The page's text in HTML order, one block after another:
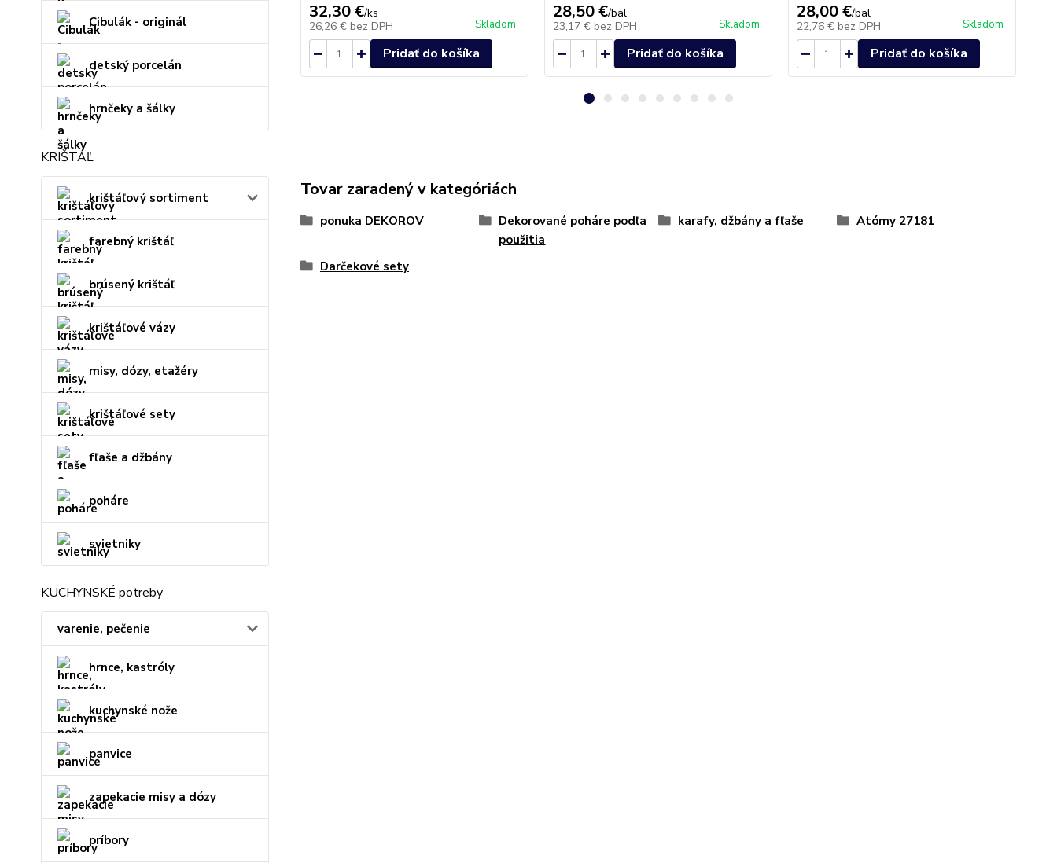
Cibulák - originál
detský porcelán
hrnčeky a šálky
KRIŠTÁĽ
krištáľový sortiment
farebný krištáľ
brúsený krištáľ
krištáľové vázy
misy, dózy, etažéry
krištáľové sety
fľaše a džbány
poháre
svietniky
KUCHYNSKÉ potreby
varenie, pečenie
hrnce, kastróly
kuchynské nože
panvice
zapekacie misy a dózy
príbory
32,30 €/ks
26,26 € bez DPH Skladom
Pridať do košíka
28,50 €/bal
23,17 € bez DPH Skladom
Pridať do košíka
28,00 €/bal
22,76 € bez DPH Skladom
Pridať do košíka
Tovar zaradený v kategóriách
ponuka DEKOROV
Dekorované poháre podľa
použitia
karafy, džbány a fľaše Atómy 27181
Darčekové sety